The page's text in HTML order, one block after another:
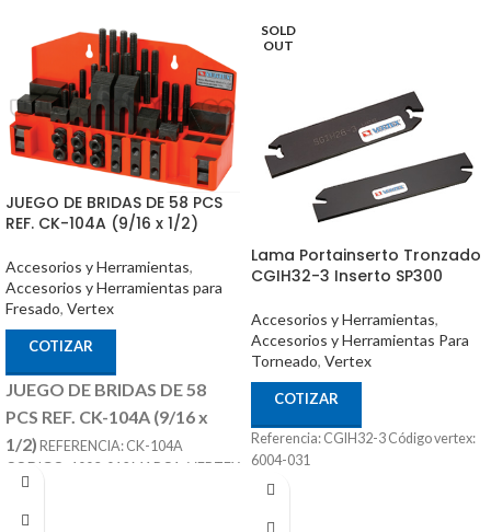
JUEGO DE BRIDAS DE 58 PCS
REF. CK-104A (9/16 x 1/2)
Accesorios y Herramientas,
Accesorios y Herramientas para
Fresado, Vertex
COTIZAR
JUEGO DE BRIDAS DE 58
PCS REF. CK-104A (9/16 x
1/2) REFERENCIA: CK-104A
CODIGO: 1003-012 MARCA: VERTEX
SE COMPONES DE 58 PIEZAS T SLOT
DE 9/16 TORNILLO DE 1/2
SOLD
OUT
Lama Portainserto Tronzado
CGIH32-3 Inserto SP300
Accesorios y Herramientas,
Accesorios y Herramientas Para
Torneado, Vertex
COTIZAR
Referencia: CGIH32-3 Código vertex:
6004-031